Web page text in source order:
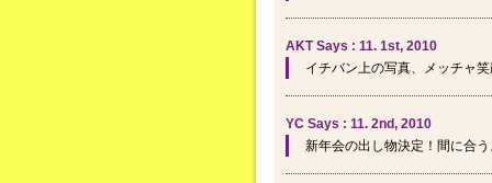
AKT Says : 11. 1st, 2010
イチバン上の写真、メッチャ
YC Says : 11. 2nd, 2010
新年会の出し物決定！間に合